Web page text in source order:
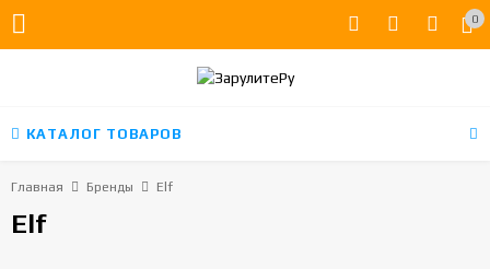
0
КАТАЛОГ ТОВАРОВ
Главная Бренды Elf
Elf